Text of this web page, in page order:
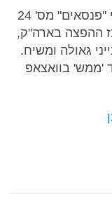
יצא לאור הבטאון החסידי והפופולארי "פנסאים" מס' 24
ההפצה בארה"ק,
גאולה ומשיח.
'ממש' בוואצאפ